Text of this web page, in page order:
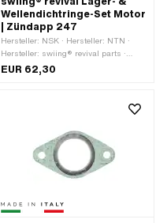
Wellendichtringe-Set Motor
| Zündapp 247
Hersteller: NSK · Hersteller: NTN ·
Hersteller: swiing® revival parts ·
Anzahl Bestandteile: 7 Stk. ·
EUR 62,30